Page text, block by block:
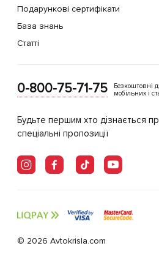
Подарункові сертифікати
База знань
Статті
0-800-75-71-75
Безкоштовні
мобільних і
Будьте першим хто дізнається
спеціальні пропозиції
© 2026 Avtokrisla.com